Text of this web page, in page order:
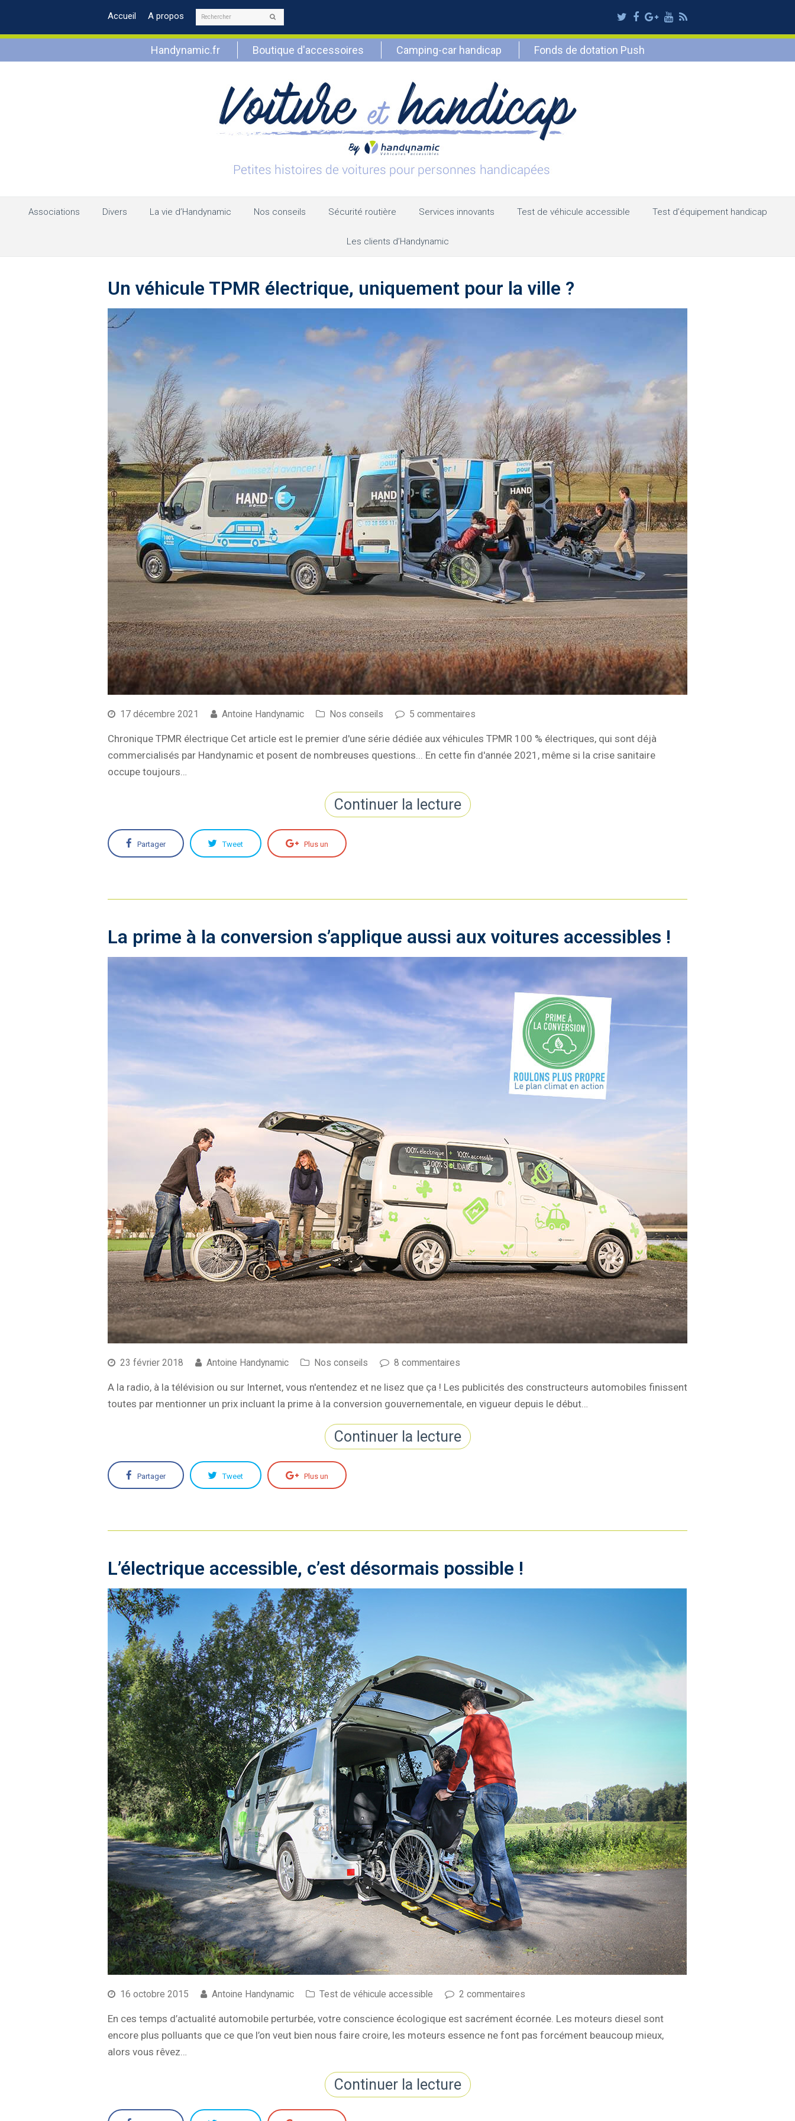
Accueil A propos Rechercher Twitter
Facebook
Google
Plus
Youtube
RSS
Handynamic.fr Boutique d'accessoires Camping-car handicap Fonds de dotation Push
Associations Divers La vie d’Handynamic Nos conseils Sécurité routière Services innovants Test de véhicule accessible Test d’équipement handicap
Les clients d’Handynamic
Un véhicule TPMR électrique, uniquement pour la ville ?
17 décembre 2021 Antoine Handynamic Nos conseils 5 commentaires
Chronique TPMR électrique Cet article est le premier d'une série dédiée aux véhicules TPMR 100 % électriques, qui sont déjà
commercialisés par Handynamic et posent de nombreuses questions... En cette fin d'année 2021, même si la crise sanitaire
occupe toujours…
Continuer la lecture
Partager Tweet Plus un
La prime à la conversion s’applique aussi aux voitures accessibles !
23 février 2018 Antoine Handynamic Nos conseils 8 commentaires
A la radio, à la télévision ou sur Internet, vous n'entendez et ne lisez que ça ! Les publicités des constructeurs automobiles finissent
toutes par mentionner un prix incluant la prime à la conversion gouvernementale, en vigueur depuis le début…
Continuer la lecture
Partager Tweet Plus un
L’électrique accessible, c’est désormais possible !
16 octobre 2015 Antoine Handynamic Test de véhicule accessible 2 commentaires
En ces temps d’actualité automobile perturbée, votre conscience écologique est sacrément écornée. Les moteurs diesel sont
encore plus polluants que ce que l’on veut bien nous faire croire, les moteurs essence ne font pas forcément beaucoup mieux,
alors vous rêvez…
Continuer la lecture